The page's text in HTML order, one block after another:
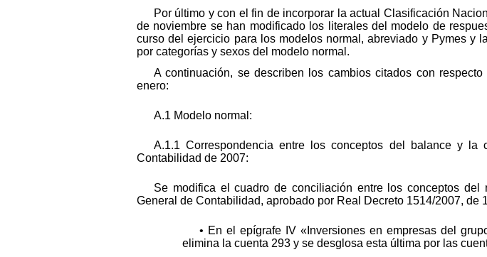
Por último y con el fin de incorporar la actual Clasificación
de noviembre se han modificado los literales del modelo de
curso del ejercicio para los modelos normal, abreviado y Pymes y
por categorías y sexos del modelo normal.
A continuación, se describen los cambios citados con
enero:
A.1 Modelo normal:
A.1.1 Correspondencia entre los conceptos del balance y
Contabilidad de 2007:
Se modifica el cuadro de conciliación entre los conceptos
General de Contabilidad, aprobado por Real Decreto 1514/2007, de
• En el epígrafe IV «Inversiones en empresas del
elimina la cuenta 293 y se desglosa esta última por las